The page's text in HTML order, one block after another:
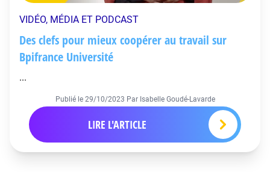
VIDÉO, MÉDIA ET PODCAST
Des clefs pour mieux coopérer au travail sur
Bpifrance Université
...
Publié le 29/10/2023 Par Isabelle Goudé-Lavarde
LIRE L'ARTICLE